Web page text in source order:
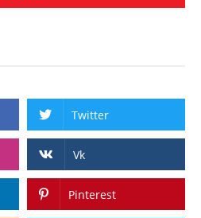
Twitter
Vk
Pinterest